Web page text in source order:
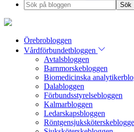
Örebrobloggen
Vårdförbundetbloggen
Avtalsbloggen
Barnmorskebloggen
Biomedicinska
Dalabloggen
Förbundsstyrelsebloggen
Kalmarbloggen
Ledarskapsbloggen